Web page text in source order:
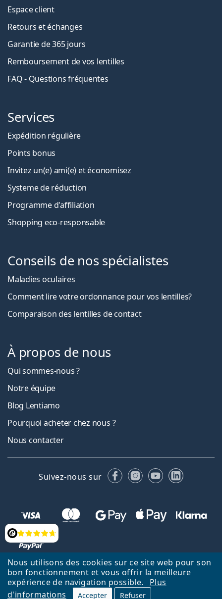
Nous utilisons des cookies sur ce site web pour son
bon fonctionnement et vous offrir la meilleure
expérience de navigation possible.
Plus
d'informations
Accepter Refuser
Évaluation
Espace client
Retours et échanges
Garantie de 365 jours
Remboursement de vos lentilles
FAQ - Questions fréquentes
Services
Expédition régulière
Points bonus
Invitez un(e) ami(e) et économisez
Systeme de réduction
Programme d'affiliation
Shopping eco-responsable
Conseils de nos spécialistes
Maladies oculaires
Comment lire votre ordonnance pour vos lentilles?
Comparaison des lentilles de contact
À propos de nous
Qui sommes-nous ?
Notre équipe
Blog Lentiamo
Pourquoi acheter chez nous ?
Nous contacter
Suivez-nous sur FacebookInstagram
YouTubeLinkedIn
Retour à la page d'accueil Haut
Deutsch
Lentiamo.ch est géré et exploité par Lentiamo s.r.o., République